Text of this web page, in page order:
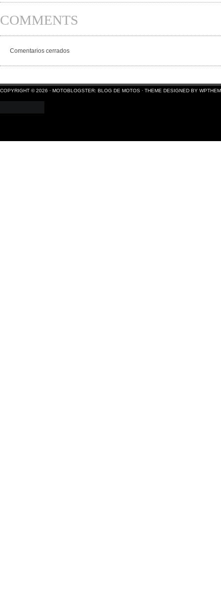
COMMENTS
Comentarios cerrados
COPYRIGHT © 2026 · MOTOBLOGSTER: BLOG DE MOTOS · THEME DESIGNED BY